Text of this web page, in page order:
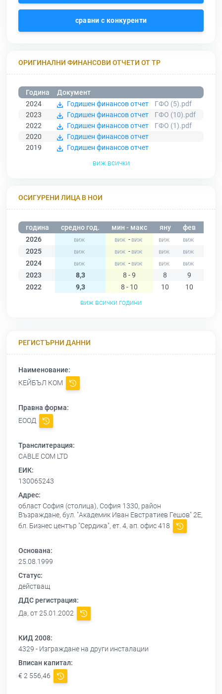
сравни с конкуренти
ОРИГИНАЛНИ ФИНАНСОВИ ОТЧЕТИ ОТ ТР
Година
Документ
2024
Годишен финансов отчет
ГФО (5).pdf
2023
Годишен финансов отчет
ГФО (10).pdf
2022
Годишен финансов отчет
ГФО (1).pdf
2020
Годишен финансов отчет
2019
Годишен финансов отчет
виж всички
ОСИГУРЕНИ ЛИЦА В НОИ
година средно год. мин - макс яну фев
2026
-
2025
-
2024
-
2023
8,3 8 - 9 8 9
2022
9,3 8 - 10 10 10
виж всички години
РЕГИСТЪРНИ ДАННИ
Наименование:
КЕЙБЪЛ КОМ
Правна форма:
ЕООД
Транслитерация:
CABLE COM LTD
ЕИК:
130065243
Адрес:
област София (столица), София 1330, район
Възраждане, бул. "Академик Иван Евстратиев Гешов" 2Е,
бл. Бизнес център "Сердика", ет. 4, ап. офис 418
Основана:
25.08.1999
Статус:
действащ
ДДС регистрация:
Да, от 25.01.2002
КИД 2008:
4329 - Изграждане на други инсталации
Вписан капитал:
€ 2 556,46